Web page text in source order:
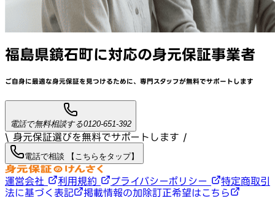
福島県鏡石町に対応の身元保証事業者
ご自身に最適な身元保証を見つけるために、 専門スタッフが無料でサポートします
電話で無料相談する0120-651-392
\ 身元保証選びを無料でサポートします /
電話で相談 【こちらをタップ】
運営会社 利用規約 プライバシーポリシー
特定商取引
法に基づく表記
掲載情報の加除訂正希望はこちら